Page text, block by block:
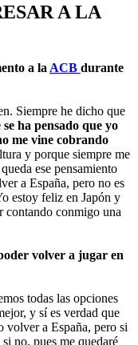
A LA
a la ACB durante
Siempre he dicho que
ha pensado que yo
me vine cobrando
y porque siempre me
ese pensamiento
a España, pero no es
estoy feliz en Japón y
contando conmigo una
volver a jugar en
todas las opciones
y sí es verdad que
volver a España, pero si
no, pues me quedaré